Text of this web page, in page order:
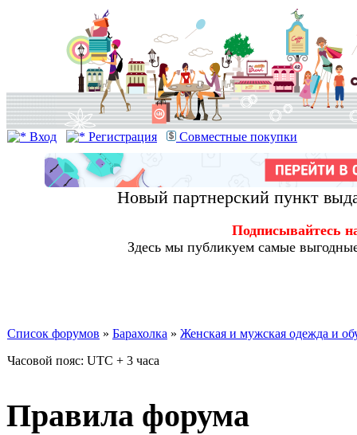
Вход Регистрация Совместные покупки
Новый партнерский пункт
Подписывайтесь
Здесь мы публикуем самые
Список форумов » Барахолка » Женская и мужская одежда и
Часовой пояс: UTC + 3 часа
Правила форума